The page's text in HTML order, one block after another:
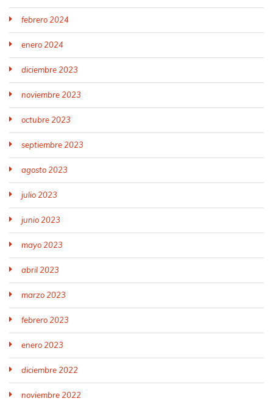
febrero 2024
enero 2024
diciembre 2023
noviembre 2023
octubre 2023
septiembre 2023
agosto 2023
julio 2023
junio 2023
mayo 2023
abril 2023
marzo 2023
febrero 2023
enero 2023
diciembre 2022
noviembre 2022